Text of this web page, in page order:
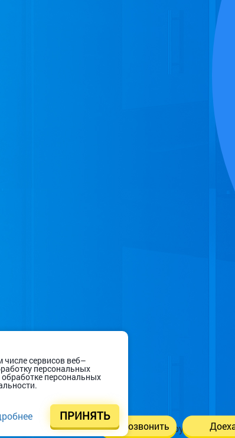
сервисов веб–
персональных
персональных
ПРИНЯТЬ
Позвонить
Remont-boyler © 2018